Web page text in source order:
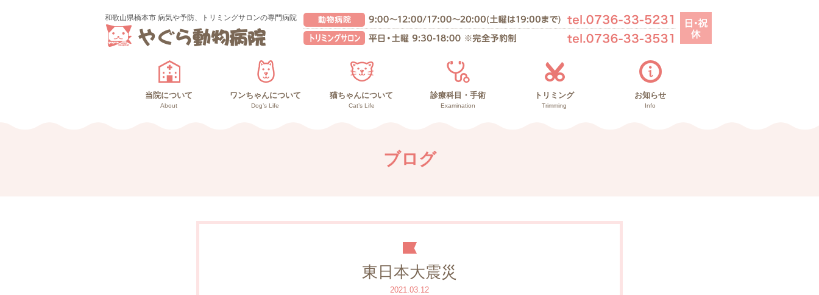
和歌山県橋本市 病気や予防、トリミングサロンの専門病院
当院について
About
ワンちゃんについて
Dog’s Life
猫ちゃんについて
Cat’s Life
診療科目・手術
Examination
トリミング
Trimming
お知らせ
Info
ブログ
東日本大震災
2021.03.12